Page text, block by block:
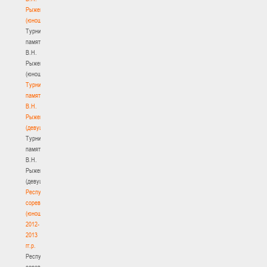
Рыженкова
(юноши)
Турнир
памяти
В.Н.
Рыженкова
(юноши)
Турнир
памяти
В.Н.
Рыженкова
(девушки)
Турнир
памяти
В.Н.
Рыженкова
(девушки)
Республиканские
соревнования
(юноши)
2012-
2013
гг.р.
Республиканские